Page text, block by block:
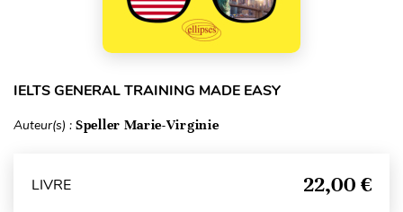
IELTS GENERAL TRAINING MADE EASY
Auteur(s) : Speller Marie-Virginie
LIVRE 22,00 €